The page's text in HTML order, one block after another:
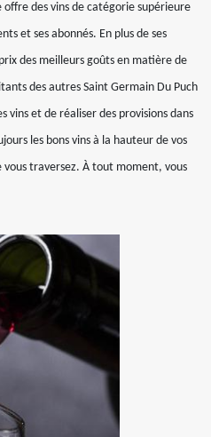
offre des vins de catégorie supérieure
et ses abonnés. En plus de ses
des meilleurs goûts en matière de
des autres Saint Germain Du Puch
vins et de réaliser des provisions dans
les bons vins à la hauteur de vos
traversez. À tout moment, vous